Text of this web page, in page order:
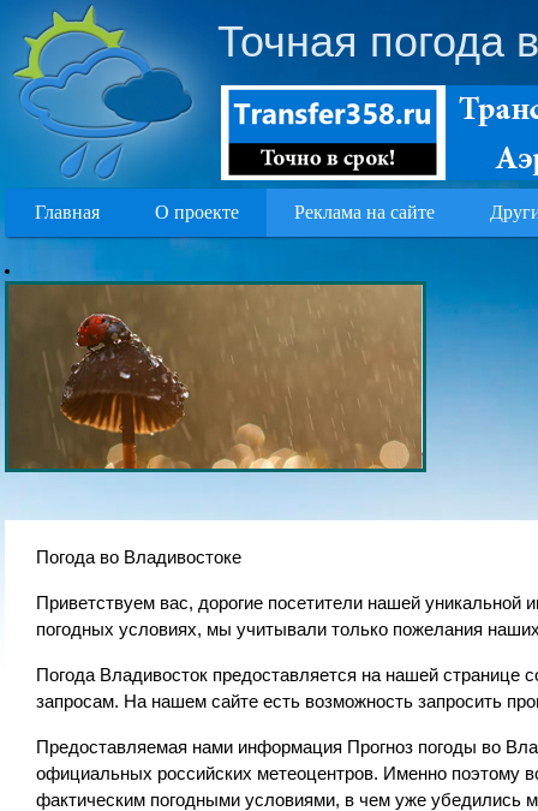
Точная погода
Главная О проекте Реклама на сайте
Погода во Владивостоке
Приветствуем вас, дорогие посетители нашей
погодных условиях, мы учитывали только пожелания
Погода Владивосток предоставляется на нашей
запросам. На нашем сайте есть возможность запросить
Предоставляемая нами информация Прогноз погоды во
официальных российских метеоцентров. Именно поэтому
фактическим погодными условиями, в чем уже убедились